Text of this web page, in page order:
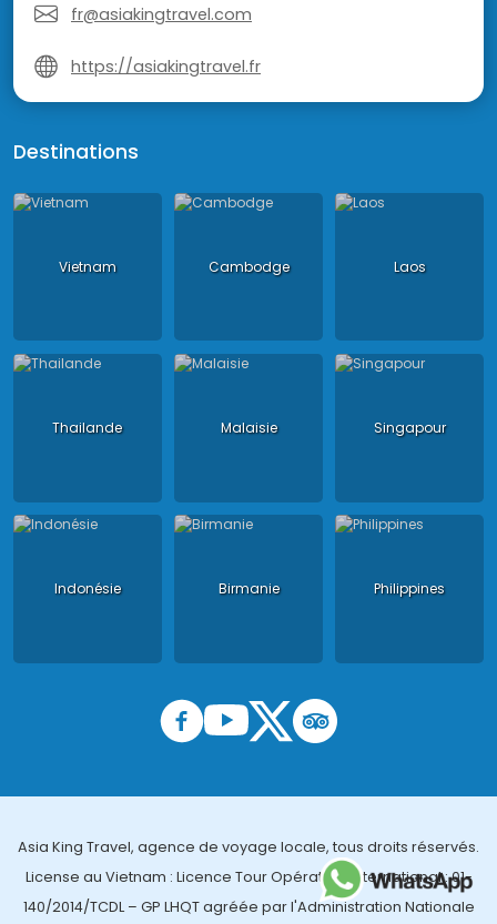
fr@asiakingtravel.com
https://asiakingtravel.fr
Destinations
Vietnam Cambodge Laos
Thailande Malaisie Singapour
Indonésie Birmanie Philippines
Asia King Travel, agence de voyage locale, tous droits réservés.
License au Vietnam : Licence Tour Opérateur International : 01-
140/2014/TCDL – GP LHQT agréée par l'Administration Nationale